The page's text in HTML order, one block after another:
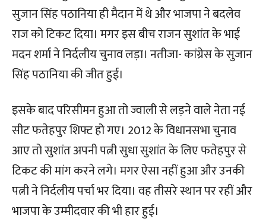
सुजान सिंह पठानिया ही मैदान में थे और भाजपा ने बदलेव
राज को टिकट दिया। मगर इस बीच राजन सुशांत के भाई
मदन शर्मा ने निर्दलीय चुनाव लड़ा। नतीजा- कांग्रेस के सुजान
सिंह पठानिया की जीत हुई।
इसके बाद परिसीमन हुआ तो ज्वाली से लड़ने वाले नेता नई
सीट फतेहपुर शिफ्ट हो गए। 2012 के विधानसभा चुनाव
आए तो सुशांत अपनी पत्नी सुधा सुशांत के लिए फतेहपुर से
टिकट की मांग करने लगे। मगर ऐसा नहीं हुआ और उनकी
पत्नी ने निर्दलीय पर्चा भर दिया। वह तीसरे स्थान पर रहीं और
भाजपा के उम्मीदवार की भी हार हुई।